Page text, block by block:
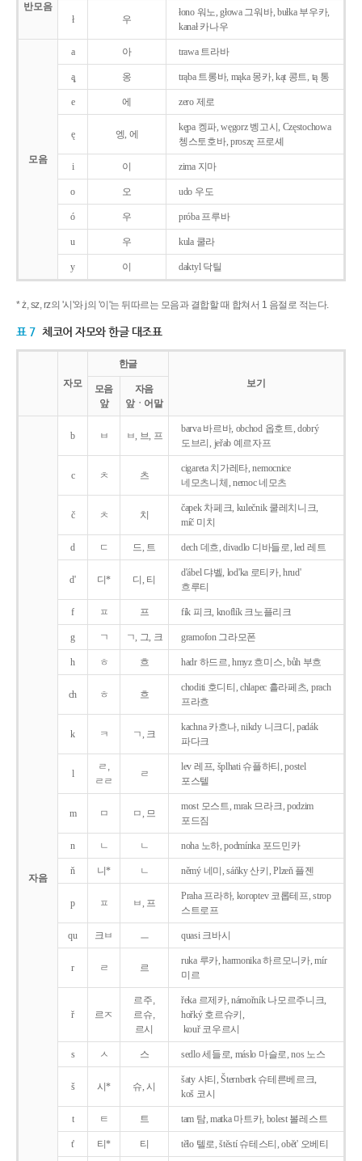
반모음
ł 우
łono 워노, głowa 그워바, bułka 부우카,
kanał 카나우
모음
a 아 trawa 트라바
ą̨ 옹 trąba 트롱바, mąka 몽카, kąt 콩트, tą 통
e 에 zero 제로
ę 엥, 에
kępa 켕파, węgorz 벵고시, Częstochowa
쳉스토호바, proszę 프로셰
i 이 zima 지마
o 오 udo 우도
ó 우 próba 프루바
u 우 kula 쿨라
y 이 daktyl 닥틸
* ż, sz, rz의 '시'와 j의 '이'는 뒤따르는 모음과 결합할 때 합쳐서 1 음절로 적는다.
표 7 체코어 자모와 한글 대조표
자모
한글
보기
모음
앞
자음
앞ㆍ어말
자음
b ㅂ ㅂ, 브, 프
barva 바르바, obchod 옵호트, dobrý
도브리, jeřab 예르자프
c ㅊ 츠
cigareta 치가레타, nemocnice
네모츠니체, nemoc 네모츠
č ㅊ 치
čapek 차페크, kulečnik 쿨레치니크,
míč 미치
d ㄷ 드, 트 dech 데흐, divadlo 디바들로, led 레트
d' 디* 디, 티
d'ábel 댜벨, lod'ka 로티카, hrud'
흐루티
f ㅍ 프 fík 피크, knoflík 크노플리크
g ㄱ ㄱ, 그, 크 gramofon 그라모폰
h ㅎ 흐 hadr 하드르, hmyz 흐미스, bůh 부흐
ch ㅎ 흐
choditi 호디티, chlapec 흘라페츠, prach
프라흐
k ㅋ ㄱ, 크
kachna 카흐나, nikdy 니크디, padák
파다크
l
ㄹ,
ㄹㄹ
ㄹ
lev 레프, šplhati 슈플하티, postel
포스텔
m ㅁ ㅁ, 므
most 모스트, mrak 므라크, podzim
포드짐
n ㄴ ㄴ noha 노하, podmínka 포드민카
ň 니* ㄴ němý 네미, sáňky 산키, Plzeň 플젠
p ㅍ ㅂ, 프
Praha 프라하, koroptev 코롭테프, strop
스트로프
qu 크ㅂ ㅡ quasi 크바시
r ㄹ 르
ruka 루카, harmonika 하르모니카, mír
미르
ř 르ㅈ
르주,
르슈,
르시
řeka 르제카, námořník 나모르주니크,
hořký 호르슈키,
kouř 코우르시
s ㅅ 스 sedlo 세들로, máslo 마슬로, nos 노스
š 시* 슈, 시
šaty 샤티, Šternberk 슈테른베르크,
koš 코시
t ㅌ 트 tam 탐, matka 마트카, bolest 볼레스트
t' 티* 티 tělo 텔로, štěstí 슈테스티, obět' 오베티